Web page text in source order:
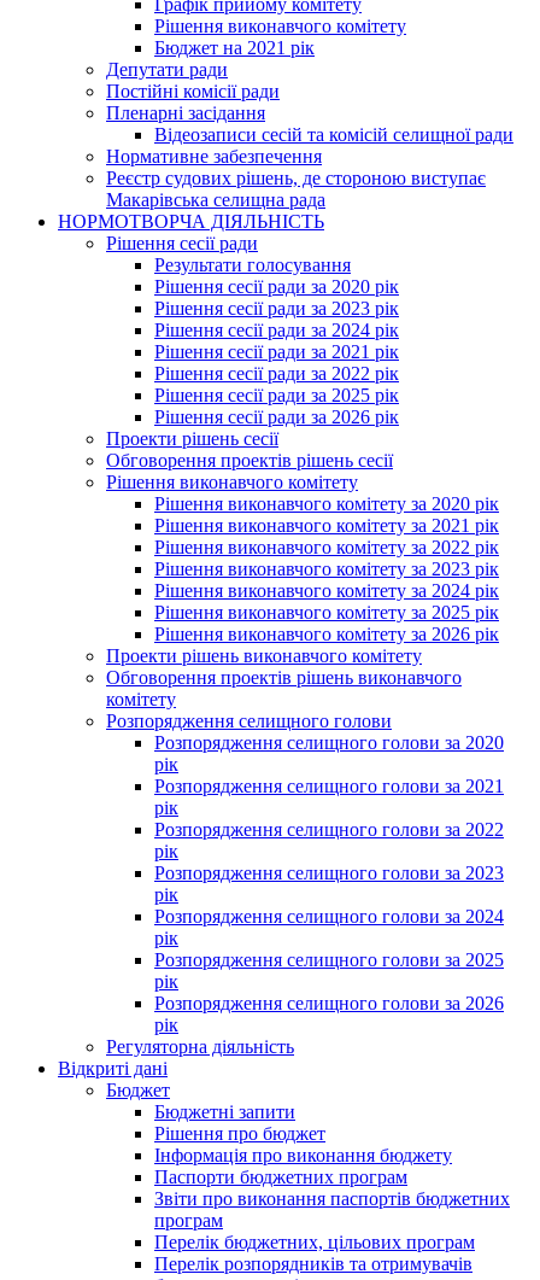
Графік прийому комітету
Рішення виконавчого комітету
Бюджет на 2021 рік
Депутати ради
Постійні комісії ради
Пленарні засідання
Відеозаписи сесій та комісій селищної ради
Нормативне забезпечення
Реєстр судових рішень, де стороною виступає
Макарівська селищна рада
НОРМОТВОРЧА ДІЯЛЬНІСТЬ
Рішення сесії ради
Результати голосування
Рішення сесії ради за 2020 рік
Рішення сесії ради за 2023 рік
Рішення сесії ради за 2024 рік
Рішення сесії ради за 2021 рік
Рішення сесії ради за 2022 рік
Рішення сесії ради за 2025 рік
Рішення сесії ради за 2026 рік
Проекти рішень сесії
Обговорення проектів рішень сесії
Рішення виконавчого комітету
Рішення виконавчого комітету за 2020 рік
Рішення виконавчого комітету за 2021 рік
Рішення виконавчого комітету за 2022 рік
Рішення виконавчого комітету за 2023 рік
Рішення виконавчого комітету за 2024 рік
Рішення виконавчого комітету за 2025 рік
Рішення виконавчого комітету за 2026 рік
Проекти рішень виконавчого комітету
Обговорення проектів рішень виконавчого
комітету
Розпорядження селищного голови
Розпорядження селищного голови за 2020
рік
Розпорядження селищного голови за 2021
рік
Розпорядження селищного голови за 2022
рік
Розпорядження селищного голови за 2023
рік
Розпорядження селищного голови за 2024
рік
Розпорядження селищного голови за 2025
рік
Розпорядження селищного голови за 2026
рік
Регуляторна діяльність
Відкриті дані
Бюджет
Бюджетні запити
Рішення про бюджет
Інформація про виконання бюджету
Паспорти бюджетних програм
Звіти про виконання паспортів бюджетних
програм
Перелік бюджетних, цільових програм
Перелік розпорядників та отримувачів